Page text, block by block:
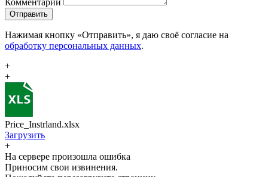
Комментарий
Отправить
Нажимая кнопку «Отправить», я даю своё согласие на
обработку персональных данных.
+
+
Price_Instrland.xlsx
Загрузить
+
На сервере произошла ошибка
Приносим свои извинения.